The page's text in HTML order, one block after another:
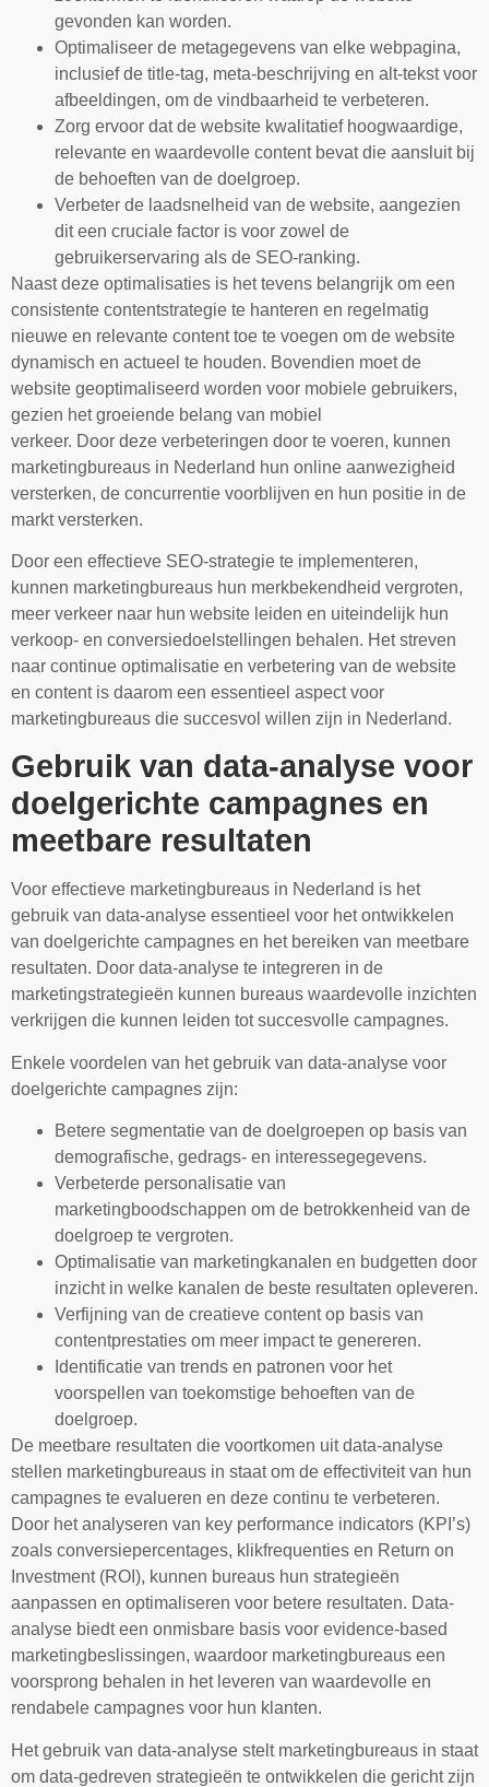
gevonden kan worden.
Optimaliseer de metagegevens van elke webpagina,
inclusief de title-tag, meta-beschrijving en alt-tekst voor
afbeeldingen, om de vindbaarheid te verbeteren.
Zorg ervoor dat de website kwalitatief hoogwaardige,
relevante en waardevolle content bevat die aansluit bij
de behoeften van de doelgroep.
Verbeter de laadsnelheid van de website, aangezien
dit een cruciale factor is voor zowel de
gebruikerservaring als de SEO-ranking.
Naast deze optimalisaties is het tevens belangrijk om een
consistente contentstrategie te hanteren en regelmatig
nieuwe en relevante content toe te voegen om de website
dynamisch en actueel te houden. Bovendien moet de
website geoptimaliseerd worden voor mobiele gebruikers,
gezien het groeiende belang van mobiel
verkeer. Door deze verbeteringen door te voeren, kunnen
marketingbureaus in Nederland hun online aanwezigheid
versterken, de concurrentie voorblijven en hun positie in de
markt versterken.
Door een effectieve SEO-strategie te implementeren,
kunnen marketingbureaus hun merkbekendheid vergroten,
meer verkeer naar hun website leiden en uiteindelijk hun
verkoop- en conversiedoelstellingen behalen. Het streven
naar continue optimalisatie en verbetering van de website
en content is daarom een essentieel aspect voor
marketingbureaus die succesvol willen zijn in Nederland.
Gebruik van data-analyse voor
doelgerichte campagnes en
meetbare resultaten
Voor effectieve marketingbureaus in Nederland is het
gebruik van data-analyse essentieel voor het ontwikkelen
van doelgerichte campagnes en het bereiken van meetbare
resultaten. Door data-analyse te integreren in de
marketingstrategieën kunnen bureaus waardevolle inzichten
verkrijgen die kunnen leiden tot succesvolle campagnes.
Enkele voordelen van het gebruik van data-analyse voor
doelgerichte campagnes zijn:
Betere segmentatie van de doelgroepen op basis van
demografische, gedrags- en interessegegevens.
Verbeterde personalisatie van
marketingboodschappen om de betrokkenheid van de
doelgroep te vergroten.
Optimalisatie van marketingkanalen en budgetten door
inzicht in welke kanalen de beste resultaten opleveren.
Verfijning van de creatieve content op basis van
contentprestaties om meer impact te genereren.
Identificatie van trends en patronen voor het
voorspellen van toekomstige behoeften van de
doelgroep.
De meetbare resultaten die voortkomen uit data-analyse
stellen marketingbureaus in staat om de effectiviteit van hun
campagnes te evalueren en deze continu te verbeteren.
Door het analyseren van key performance indicators (KPI’s)
zoals conversiepercentages, klikfrequenties en Return on
Investment (ROI), kunnen bureaus hun strategieën
aanpassen en optimaliseren voor betere resultaten. Data-
analyse biedt een onmisbare basis voor evidence-based
marketingbeslissingen, waardoor marketingbureaus een
voorsprong behalen in het leveren van waardevolle en
rendabele campagnes voor hun klanten.
Het gebruik van data-analyse stelt marketingbureaus in staat
om data-gedreven strategieën te ontwikkelen die gericht zijn